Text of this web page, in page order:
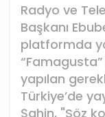
Radyo ve
Başkanı
platformda
yapılan
Türkiye’de
Şahin, "Söz